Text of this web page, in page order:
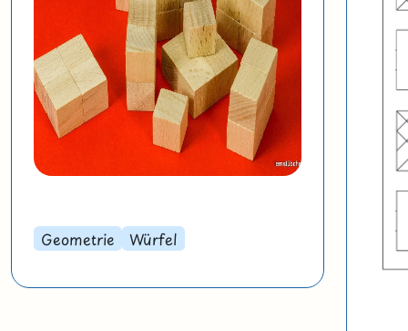
Geometrie Würfel